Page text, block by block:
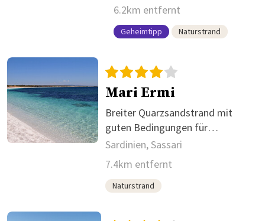
6.2km entfernt
Geheimtipp Naturstrand
Mari Ermi
Breiter Quarzsandstrand mit
guten Bedingungen für
Windsport.
Sardinien, Sassari
7.4km entfernt
Naturstrand